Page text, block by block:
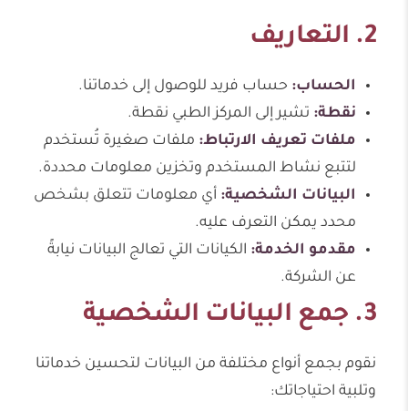
2. التعاريف
الحساب: حساب فريد للوصول إلى خدماتنا.
نقطة: تشير إلى المركز الطبي نقطة.
ملفات تعريف الارتباط: ملفات صغيرة تُستخدم
لتتبع نشاط المستخدم وتخزين معلومات محددة.
البيانات الشخصية: أي معلومات تتعلق بشخص
محدد يمكن التعرف عليه.
مقدمو الخدمة: الكيانات التي تعالج البيانات نيابةً
عن الشركة.
3. جمع البيانات الشخصية
نقوم بجمع أنواع مختلفة من البيانات لتحسين خدماتنا
وتلبية احتياجاتك: